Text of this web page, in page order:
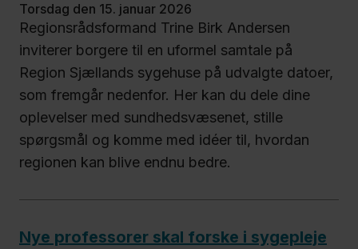
torsdag den 15. januar 2026
Regionsrådsformand Trine Birk Andersen
inviterer borgere til en uformel samtale på
Region Sjællands sygehuse på udvalgte datoer,
som fremgår nedenfor. Her kan du dele dine
oplevelser med sundhedsvæsenet, stille
spørgsmål og komme med idéer til, hvordan
regionen kan blive endnu bedre.
Nye professorer skal forske i sygepleje